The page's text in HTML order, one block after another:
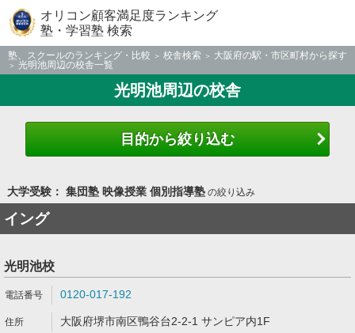
オリコン顧客満足度ランキング
塾・学習塾 検索
塾、スクールのランキング・比較 校舎検索
大阪府の駅・市区町村から探す
光明池周辺の校舎一覧
光明池周辺の校舎
目的から絞り込む
大学受験： 集団塾 映像授業 個別指導塾の絞り込み
イング
光明池校
0120-017-192
大阪府堺市南区鴨谷台2-2-1 サンピア内1F